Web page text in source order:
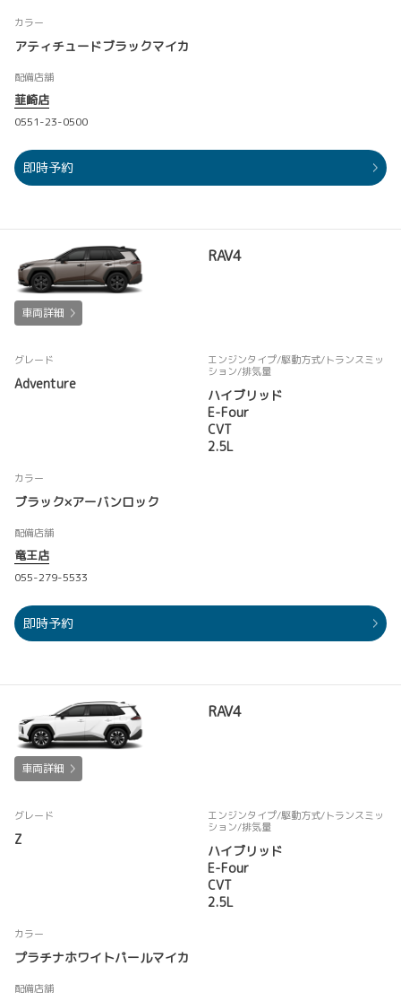
カラー
アティチュードブラックマイカ
配備店舗
韮崎店
0551-23-0500
即時予約
RAV4
車両詳細
グレード
Adventure
エンジンタイプ/駆動方式/トランスミッ
ション/排気量
ハイブリッド
E-Four
CVT
2.5L
カラー
ブラック×アーバンロック
配備店舗
竜王店
055-279-5533
即時予約
RAV4
車両詳細
グレード
Z
エンジンタイプ/駆動方式/トランスミッ
ション/排気量
ハイブリッド
E-Four
CVT
2.5L
カラー
プラチナホワイトパールマイカ
配備店舗